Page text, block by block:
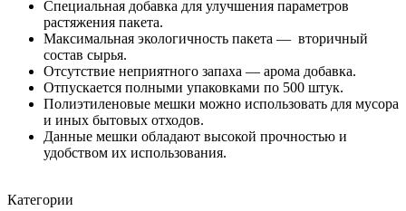
Специальная добавка для улучшения параметров
растяжения пакета.
Максимальная экологичность пакета — вторичный
состав сырья.
Отсутствие неприятного запаха — арома добавка.
Отпускается полными упаковками по 500 штук.
Полиэтиленовые мешки можно использовать для мусора
и иных бытовых отходов.
Данные мешки обладают высокой прочностью и
удобством их использования.
Категории